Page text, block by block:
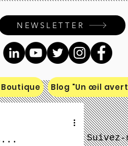
Suivez-
NEWSLETTER
Blog "Un œil